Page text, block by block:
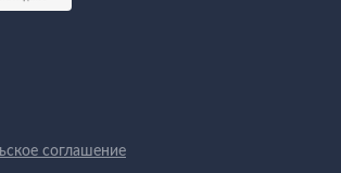
соглашение